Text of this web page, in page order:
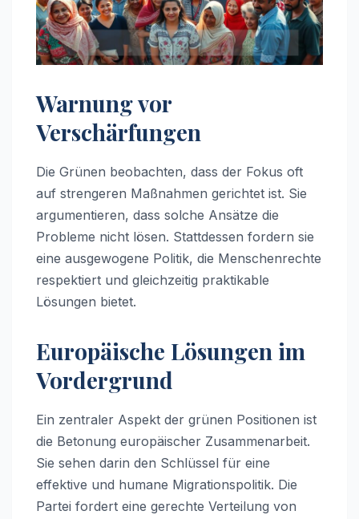
Warnung vor
Verschärfungen
Die Grünen beobachten, dass der Fokus oft
auf strengeren Maßnahmen gerichtet ist. Sie
argumentieren, dass solche Ansätze die
Probleme nicht lösen. Stattdessen fordern sie
eine ausgewogene Politik, die Menschenrechte
respektiert und gleichzeitig praktikable
Lösungen bietet.
Europäische Lösungen im
Vordergrund
Ein zentraler Aspekt der grünen Positionen ist
die Betonung europäischer Zusammenarbeit.
Sie sehen darin den Schlüssel für eine
effektive und humane Migrationspolitik. Die
Partei fordert eine gerechte Verteilung von